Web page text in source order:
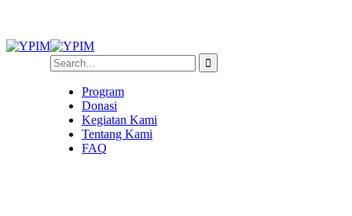
Program
Donasi
Kegiatan Kami
Tentang Kami
FAQ